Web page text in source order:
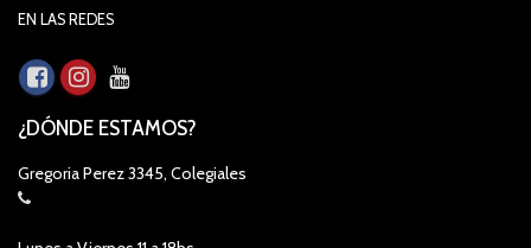
EN LAS REDES
¿DÓNDE ESTAMOS?
Gregoria Perez 3345, Colegiales